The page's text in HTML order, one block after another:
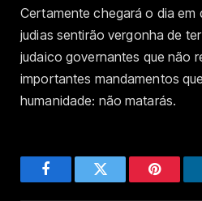
Certamente chegará o dia em
judias sentirão vergonha de
judaico governantes que não
importantes mandamentos
humanidade: não matarás.
FacebookTwitter